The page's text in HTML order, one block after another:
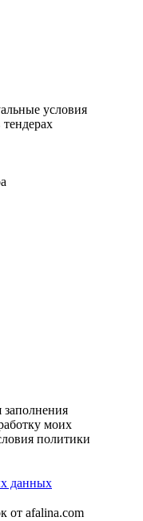
условия
заполнения
моих
политики
данных
от afalina.com